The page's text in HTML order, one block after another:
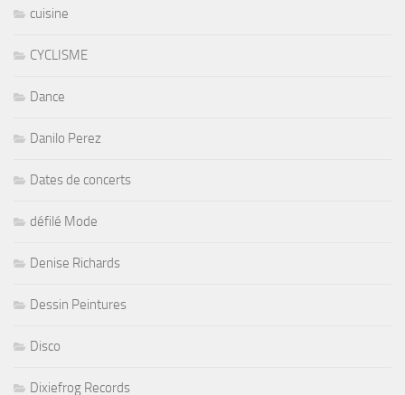
cuisine
CYCLISME
Dance
Danilo Perez
Dates de concerts
défilé Mode
Denise Richards
Dessin Peintures
Disco
Dixiefrog Records